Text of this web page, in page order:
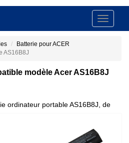
Toggle
Batterie pour ACER
AS16B8J
modèle Acer AS16B8J
ordinateur portable AS16B8J, de